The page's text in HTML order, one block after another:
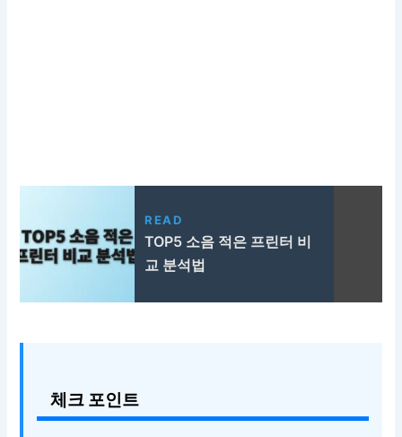
READ
TOP5 소음 적은 프린터 비
교 분석법
체크 포인트